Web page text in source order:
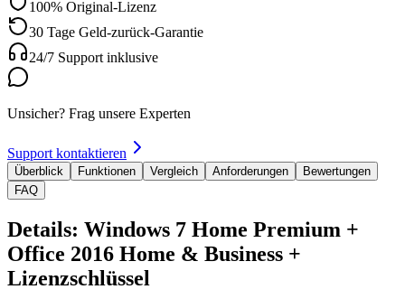
100% Original-Lizenz
30 Tage Geld-zurück-Garantie
24/7 Support inklusive
Unsicher? Frag unsere Experten
Support kontaktieren
Überblick Funktionen Vergleich Anforderungen
Bewertungen
FAQ
Details: Windows 7 Home Premium +
Office 2016 Home & Business +
Lizenzschlüssel